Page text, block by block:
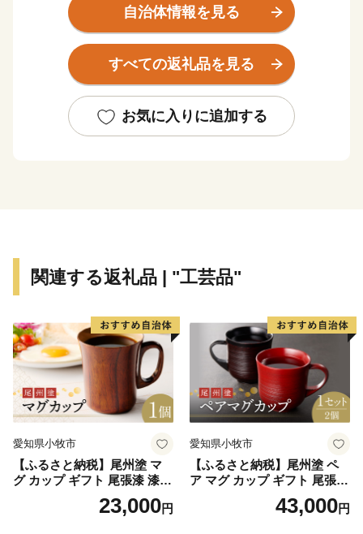
美しい自然の中を散策し豊かな時間を過ごすほか、県内
各地で夏は登山・カヌー・キャニオニング・ラフティン
グ、冬はスキーやスノーボードなど様々なアクティビテ
ィを楽しむこともできます。
また、群馬県といえば温泉です。草津、伊香保、みなか
み、四万（しま）をはじめ、県内には100を超える温泉
ネギなどの豊富な農畜産物や、おっきりこみ・水沢うど
＼群馬県が目指すビジョン／
群馬県では、2040年に目指す姿である
「年齢や性別、国籍、障害の有無等にかかわらず、すべ
ての県民が、誰一人取り残されることなく、自ら思い描
実現に向け、デジタルトランスフォーメーションや教育
イノベーション推進等の施策を展開しています。
群馬県が目指すビジョンの達成や群馬県の美しい自然・
自治体情報を見る
すべての返礼品を見る
お気に入りに追加する
関連する返礼品 | "工芸品"
愛知県小牧市
【ふるさと納税】尾州塗 マ
グ カップ ギフト 尾張漆 漆
漆器 漆器工芸 工芸品 芸術性
実用性 抗菌性 美味しく安全
23,000円
愛知県小牧市
【ふるさと納税】尾州塗 ペ
ア マグ カップ ギフト 尾張漆
漆 漆器 漆器工芸 工芸品 芸術
性 実用性 抗菌性 美味しく安
43,000円